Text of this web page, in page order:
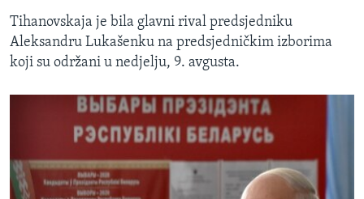
Tihanovskaja je bila glavni rival predsjedniku
Aleksandru Lukašenku na predsjedničkim izborima
koji su održani u nedjelju, 9. avgusta.